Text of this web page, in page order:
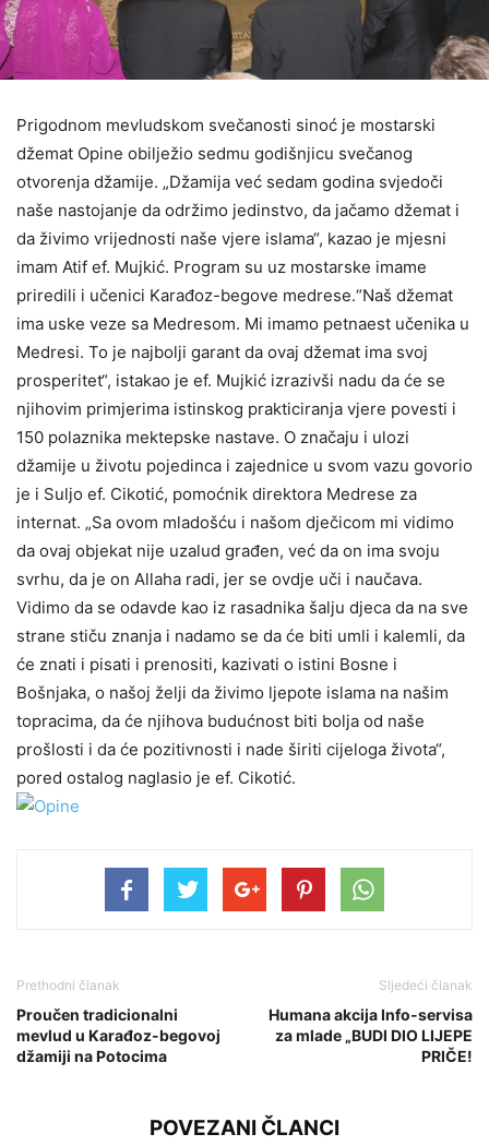
Prigodnom mevludskom svečanosti sinoć je mostarski
džemat Opine obilježio sedmu godišnjicu svečanog
otvorenja džamije. „Džamija već sedam godina svjedoči
naše nastojanje da održimo jedinstvo, da jačamo džemat i
da živimo vrijednosti naše vjere islama“, kazao je mjesni
imam Atif ef. Mujkić. Program su uz mostarske imame
priredili i učenici Karađoz-begove medrese.“Naš džemat
ima uske veze sa Medresom. Mi imamo petnaest učenika u
Medresi. To je najbolji garant da ovaj džemat ima svoj
prosperitet“, istakao je ef. Mujkić izrazivši nadu da će se
njihovim primjerima istinskog prakticiranja vjere povesti i
150 polaznika mektepske nastave. O značaju i ulozi
džamije u životu pojedinca i zajednice u svom vazu govorio
je i Suljo ef. Cikotić, pomoćnik direktora Medrese za
internat. „Sa ovom mladošću i našom dječicom mi vidimo
da ovaj objekat nije uzalud građen, već da on ima svoju
svrhu, da je on Allaha radi, jer se ovdje uči i naučava.
Vidimo da se odavde kao iz rasadnika šalju djeca da na sve
strane stiču znanja i nadamo se da će biti umli i kalemli, da
će znati i pisati i prenositi, kazivati o istini Bosne i
Bošnjaka, o našoj želji da živimo ljepote islama na našim
topracima, da će njihova budućnost biti bolja od naše
prošlosti i da će pozitivnosti i nade širiti cijeloga života“,
pored ostalog naglasio je ef. Cikotić.
Prethodni članak
Proučen tradicionalni
mevlud u Karađoz-begovoj
džamiji na Potocima
Sljedeći članak
Humana akcija Info-servisa
za mlade „BUDI DIO LIJEPE
PRIČE!
POVEZANI ČLANCI